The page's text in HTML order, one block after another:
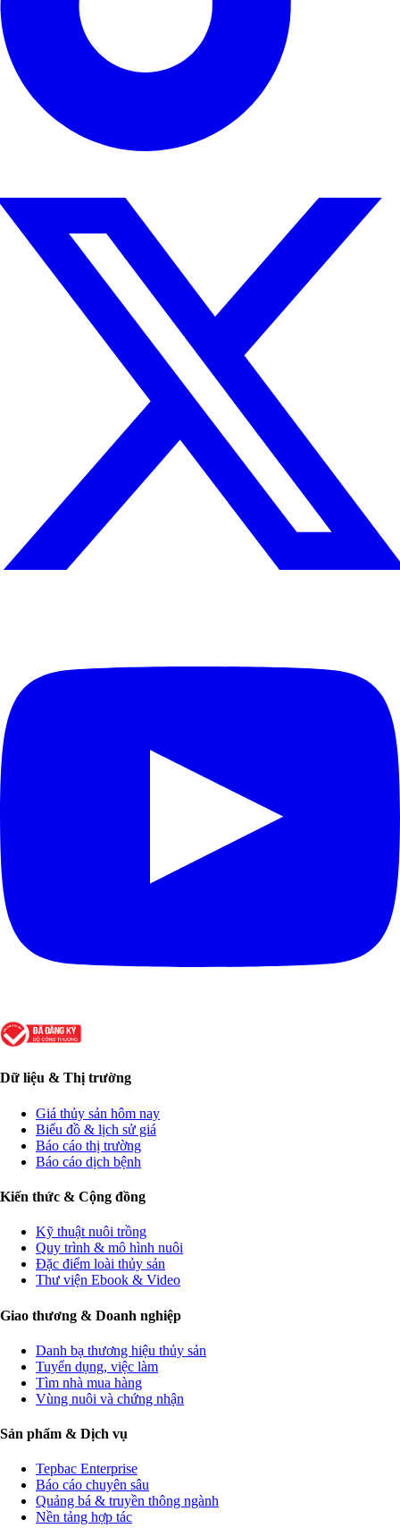
Dữ liệu & Thị trường
Giá thủy sản hôm nay
Biểu đồ & lịch sử giá
Báo cáo thị trường
Báo cáo dịch bệnh
Kiến thức & Cộng đồng
Kỹ thuật nuôi trồng
Quy trình & mô hình nuôi
Đặc điểm loài thủy sản
Thư viện Ebook & Video
Giao thương & Doanh nghiệp
Danh bạ thương hiệu thủy sản
Tuyển dụng, việc làm
Tìm nhà mua hàng
Vùng nuôi và chứng nhận
Sản phẩm & Dịch vụ
Tepbac Enterprise
Báo cáo chuyên sâu
Quảng bá & truyền thông ngành
Nền tảng hợp tác